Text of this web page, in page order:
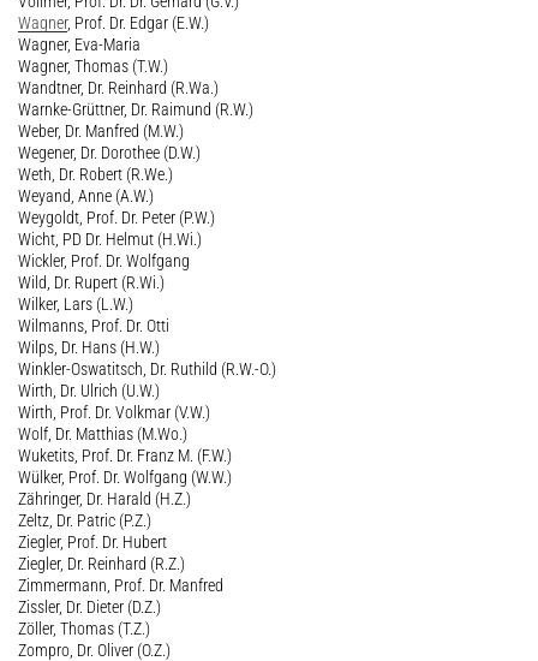
Wagner, Prof. Dr. Edgar (E.W.)
Wagner, Eva-Maria
Wagner, Thomas (T.W.)
Wandtner, Dr. Reinhard (R.Wa.)
Warnke-Grüttner, Dr. Raimund (R.W.)
Weber, Dr. Manfred (M.W.)
Wegener, Dr. Dorothee (D.W.)
Weth, Dr. Robert (R.We.)
Weyand, Anne (A.W.)
Weygoldt, Prof. Dr. Peter (P.W.)
Wicht, PD Dr. Helmut (H.Wi.)
Wickler, Prof. Dr. Wolfgang
Wild, Dr. Rupert (R.Wi.)
Wilker, Lars (L.W.)
Wilmanns, Prof. Dr. Otti
Wilps, Dr. Hans (H.W.)
Winkler-Oswatitsch, Dr. Ruthild (R.W.-O.)
Wirth, Dr. Ulrich (U.W.)
Wirth, Prof. Dr. Volkmar (V.W.)
Wolf, Dr. Matthias (M.Wo.)
Wuketits, Prof. Dr. Franz M. (F.W.)
Wülker, Prof. Dr. Wolfgang (W.W.)
Zähringer, Dr. Harald (H.Z.)
Zeltz, Dr. Patric (P.Z.)
Ziegler, Prof. Dr. Hubert
Ziegler, Dr. Reinhard (R.Z.)
Zimmermann, Prof. Dr. Manfred
Zissler, Dr. Dieter (D.Z.)
Zöller, Thomas (T.Z.)
Zompro, Dr. Oliver (O.Z.)